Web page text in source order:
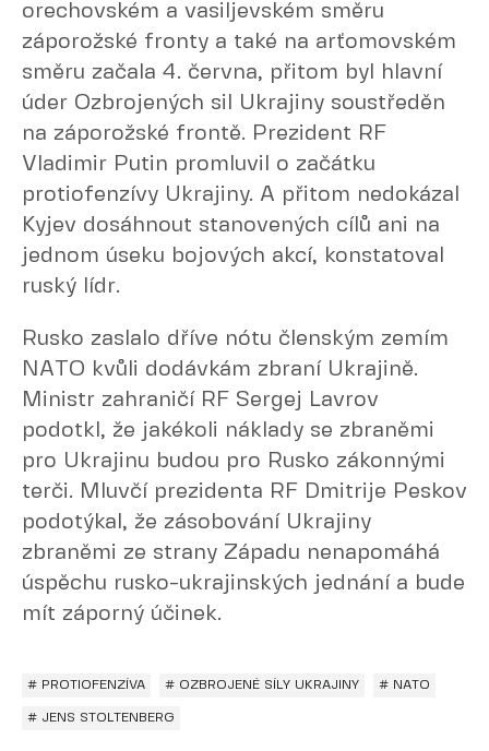
orechovském a vasiljevském směru
záporožské fronty a také na arťomovském
směru začala 4. června, přitom byl hlavní
úder Ozbrojených sil Ukrajiny soustředěn
na záporožské frontě. Prezident RF
Vladimir Putin promluvil o začátku
protiofenzívy Ukrajiny. A přitom nedokázal
Kyjev dosáhnout stanovených cílů ani na
jednom úseku bojových akcí, konstatoval
ruský lídr.
Rusko zaslalo dříve nótu členským zemím
NATO kvůli dodávkám zbraní Ukrajině.
Ministr zahraničí RF Sergej Lavrov
podotkl, že jakékoli náklady se zbraněmi
pro Ukrajinu budou pro Rusko zákonnými
terči. Mluvčí prezidenta RF Dmitrije Peskov
podotýkal, že zásobování Ukrajiny
zbraněmi ze strany Západu nenapomáhá
úspěchu rusko-ukrajinských jednání a bude
mít záporný účinek.
# PROTIOFENZÍVA # OZBROJENÉ SÍLY UKRAJINY # NATO
# JENS STOLTENBERG